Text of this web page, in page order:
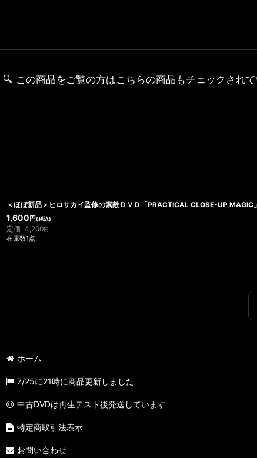
🔍️ この商品をご覧の方はこちらの商品もチェックされ
＜ほぼ新品＞ヒロサカイ監修の素敵ＤＶＤ「PRACTICAL CLOSE-UP MAGIC」
1,600 円(税込)
定価 : 4,200円
在庫数1点
ホーム
7/25に21時に商品更新しました
中古DVDは再生テスト後発送しています
特定商取引法表示
お問い合わせ